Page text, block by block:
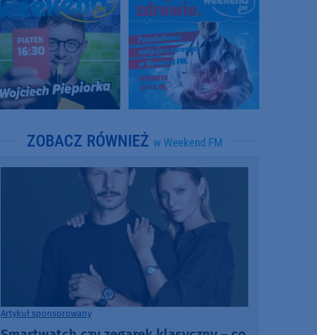
ZOBACZ RÓWNIEŻ w Weekend FM
Artykuł sponsorowany